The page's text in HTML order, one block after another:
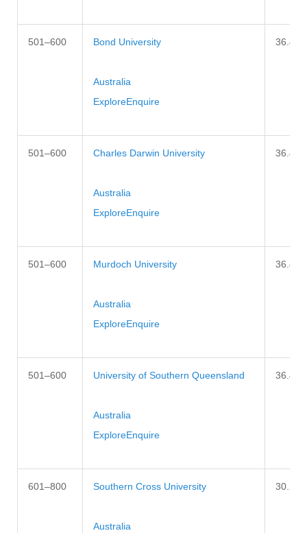
501–600 Bond University
Australia
ExploreEnquire
501–600 Charles Darwin University
Australia
ExploreEnquire
501–600 Murdoch University
Australia
ExploreEnquire
501–600 University of Southern Queensland
Australia
ExploreEnquire
601–800 Southern Cross University
Australia